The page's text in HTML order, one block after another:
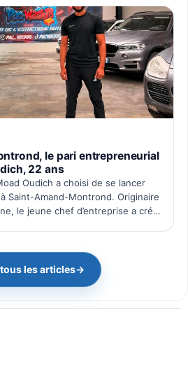
le pari entrepreneurial
22 ans
Oudich a choisi de se lancer
Saint-Amand-Montrond. Originaire
le jeune chef d’entreprise a créé
les articles→